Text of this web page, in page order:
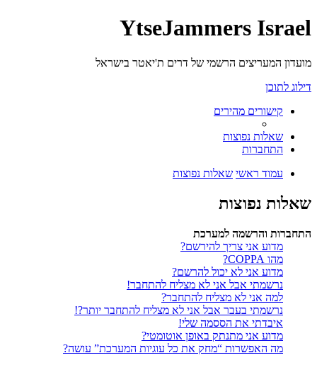
YtseJammers Israel
מועדון המעריצים הרשמי של דרים ת'יאטר בישראל
דילוג לתוכן
קישורים מהירים
שאלות נפוצות
התחברות
עמוד ראשי שאלות נפוצות
שאלות נפוצות
התחברות והרשמה למערכת
מדוע אני צריך להירשם?
מהו COPPA?
מדוע אני לא יכול להרשם?
נרשמתי אבל אני לא מצליח להתחבר!
למה אני לא מצליח להתחבר?
נרשמתי בעבר אבל אני לא מצליח להתחבר יותר?!
איבדתי את הססמה שלי!
מדוע אני מתנתק באופן אוטומטי?
מה האפשרות “מחק את כל עוגיות המערכת” עושה?